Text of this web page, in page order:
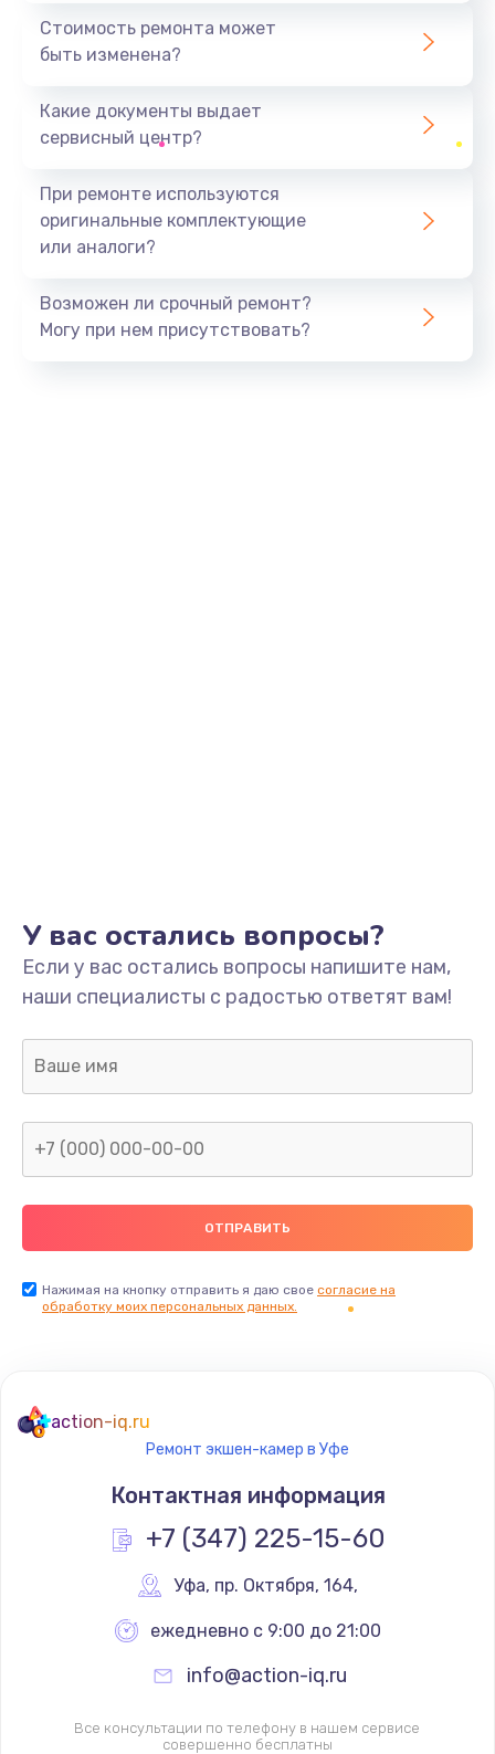
1440 руб.
Ремонт южного моста
Замена батарейки BIOS
Заказать
Замена/Pемонт карбюратора
1300 руб.
Заказать
Ремонт капиллярной трубки
400 руб.
Заказать
Замена термостата
1200 руб.
Заказать
Замена реле
700 руб.
Стоимость ремонта может
быть изменена?
Какие документы выдает
сервисный центр?
При ремонте используются
оригинальные комплектующие
или аналоги?
Возможен ли срочный ремонт?
Могу при нем присутствовать?
У вас остались вопросы?
Если у вас остались вопросы напишите нам,
наши специалисты с радостью ответят вам!
Нажимая на кнопку отправить я даю свое согласие на
обработку моих персональных данных.
action-iq.ru
Ремонт экшен-камер в Уфе
Контактная информация
+7 (347) 225-15-60
Уфа, пр. Октября, 164,
ежедневно с 9:00 до 21:00
info@action-iq.ru
Все консультации по телефону в нашем сервисе
совершенно бесплатны